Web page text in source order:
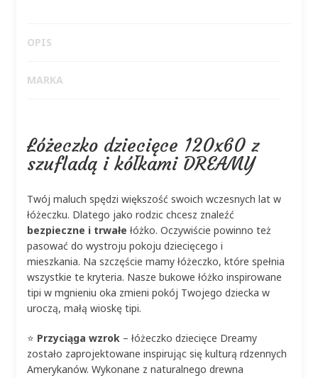
OPIS
MARKA
Łóżeczko dziecięce 120x60 z
szufladą i kółkami DREAMY
Twój maluch spędzi większość swoich wczesnych lat w
łóżeczku. Dlatego jako rodzic chcesz znaleźć
bezpieczne i trwałe łóżko. Oczywiście powinno też
pasować do wystroju pokoju dziecięcego i
mieszkania. Na szczęście mamy łóżeczko, które spełnia
wszystkie te kryteria. Nasze bukowe łóżko inspirowane
tipi w mgnieniu oka zmieni pokój Twojego dziecka w
uroczą, małą wioskę tipi.
⭐ Przyciąga wzrok– łóżeczko dziecięce Dreamy
zostało zaprojektowane inspirując się kulturą rdzennych
Amerykanów. Wykonane z naturalnego drewna